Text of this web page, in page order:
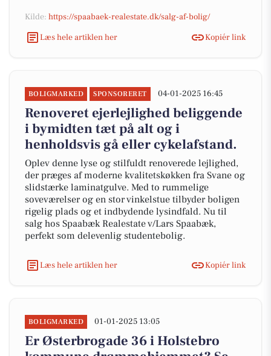
Kilde: https://spaabaek-realestate.dk/salg-af-bolig/
Læs hele artiklen her
Kopiér link
BOLIGMARKED SPONSORERET 04-01-2025 16:45
Renoveret ejerlejlighed beliggende
i bymidten tæt på alt og i
henholdsvis gå eller cykelafstand.
Oplev denne lyse og stilfuldt renoverede lejlighed,
der præges af moderne kvalitetskøkken fra Svane og
slidstærke laminatgulve. Med to rummelige
soveværelser og en stor vinkelstue tilbyder boligen
rigelig plads og et indbydende lysindfald. Nu til
salg hos Spaabæk Realestate v/Lars Spaabæk,
perfekt som delevenlig studentebolig.
Læs hele artiklen her Kopiér link
BOLIGMARKED 01-01-2025 13:05
Er Østerbrogade 36 i Holstebro